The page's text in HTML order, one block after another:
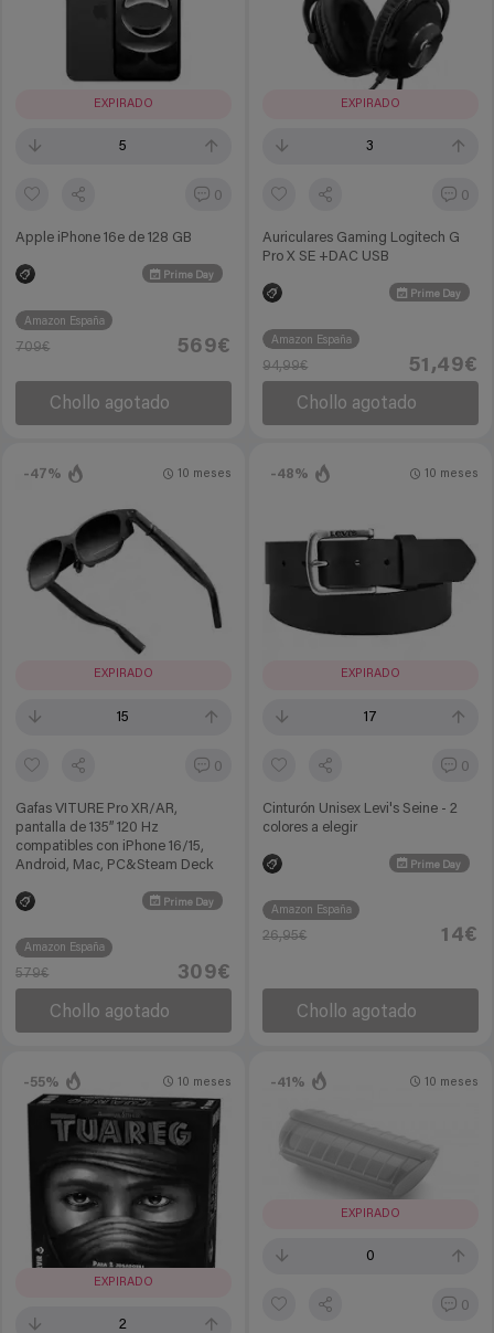
EXPIRADO
5
0
Apple iPhone 16e de 128 GB
Prime Day
Amazon España
709€ 569€
Chollo agotado
EXPIRADO
3
0
Auriculares Gaming Logitech G
Pro X SE +DAC USB
Prime Day
Amazon España
94,99€ 51,49€
Chollo agotado
-47%
EXPIRADO
15
0
Gafas VITURE Pro XR/AR,
pantalla de 135” 120 Hz
compatibles con iPhone 16/15,
Android, Mac, PC&Steam Deck
Prime Day
10 meses
Amazon España
579€ 309€
Chollo agotado
-48%
EXPIRADO
17
0
Cinturón Unisex Levi's Seine - 2
colores a elegir
Prime Day
10 meses
Amazon España
26,95€ 14€
Chollo agotado
-55%
EXPIRADO
2
10 meses -41%
EXPIRADO
0
0
10 meses